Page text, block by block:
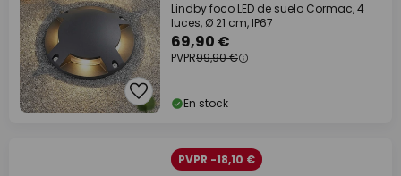
Lindby foco LED de suelo Cormac, 4
luces, Ø 21 cm, IP67
69,90 €
PVPR99,90 €
En stock
PVPR -18,10 €